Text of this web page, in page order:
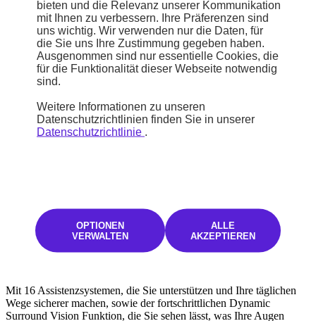
Infotainment-System machen das Leben an Bord noch einfacher.
Mit 16 Assistenzsystemen, die Sie unterstützen und Ihre täglichen
Wege sicherer machen, sowie der fortschrittlichen Dynamic
Surround Vision Funktion, die Sie sehen lässt, was Ihre Augen
bieten und die Relevanz unserer Kommunikation
mit Ihnen zu verbessern. Ihre Präferenzen sind
uns wichtig. Wir verwenden nur die Daten, für
die Sie uns Ihre Zustimmung gegeben haben.
Ausgenommen sind nur essentielle Cookies, die
für die Funktionalität dieser Webseite notwendig
sind.
Weitere Informationen zu unseren
Datenschutzrichtlinien finden Sie in unserer
Datenschutzrichtlinie
OPTIONEN
VERWALTEN
ALLE
AKZEPTIEREN